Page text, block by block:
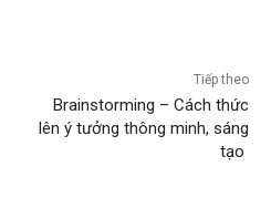
Tiếp theo
Brainstorming – Cách thức
lên ý tưởng thông minh, sáng
tạo